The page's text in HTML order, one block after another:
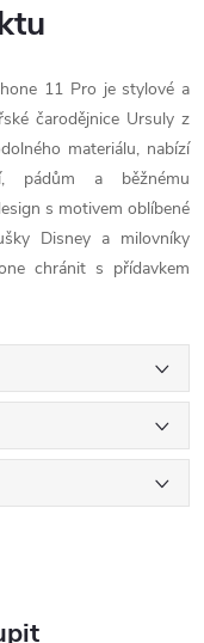
11 Pro je stylové a
čarodějnice Ursuly z
materiálu, nabízí
pádům a běžnému
s motivem oblíbené
Disney a milovníky
chránit s přídavkem